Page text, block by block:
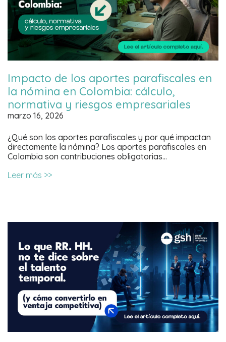
Impacto de los aportes parafiscales en
la nómina en Colombia: cálculo,
normativa y riesgos empresariales
marzo 16, 2026
¿Qué son los aportes parafiscales y por qué impactan
directamente la nómina? Los aportes parafiscales en
Colombia son contribuciones obligatorias…
Leer más >>